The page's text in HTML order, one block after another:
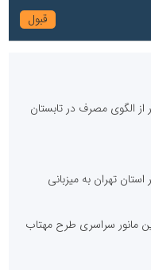
الگوی مصرف در تابستان
تهران به میزبانی
مانور سراسری طرح مهتاب